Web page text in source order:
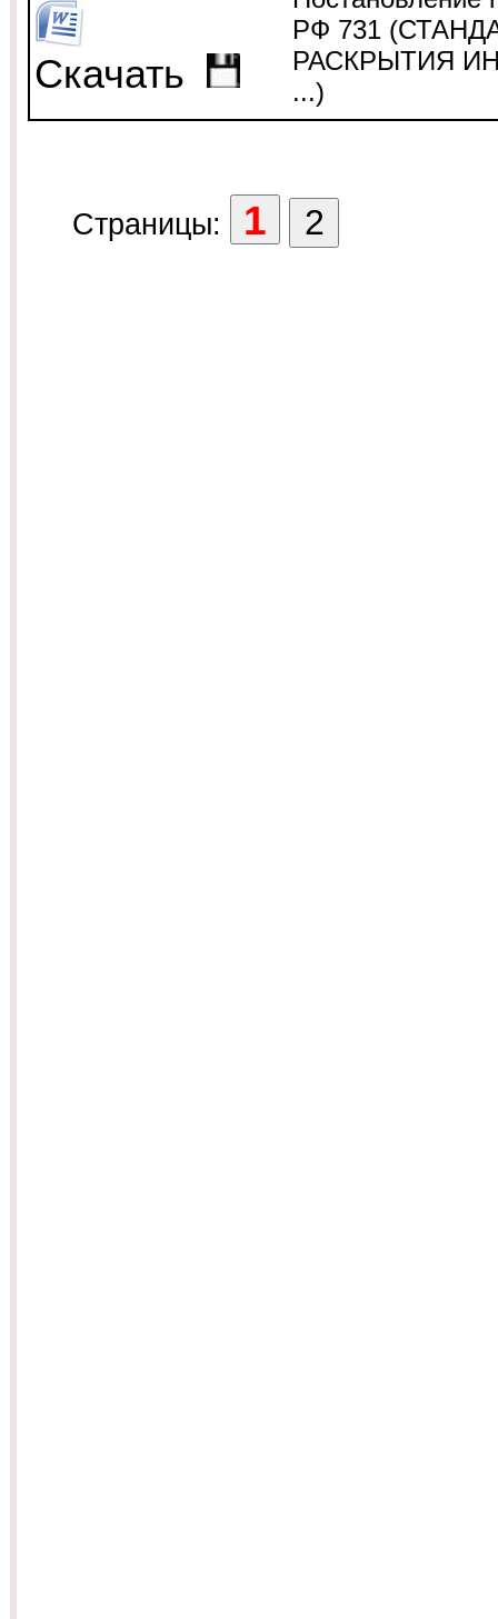
Скачать
РФ 731
РАСКРЫТИЯ
...)
Страницы: